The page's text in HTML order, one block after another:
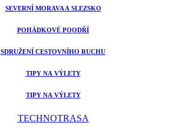
SEVERNÍ MORAVA A SLEZSKO
POHÁDKOVÉ POODŘÍ
SDRUŽENÍ CESTOVNÍHO RUCHU
TIPY NA VÝLETY
TIPY NA VÝLETY
TECHNOTRASA